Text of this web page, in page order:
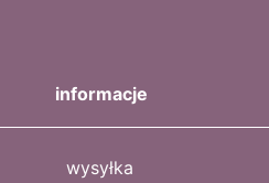
informacje
wysyłka